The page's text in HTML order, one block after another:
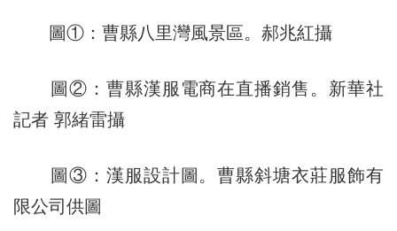
圖①：曹縣八里灣風景區。郝兆紅攝
圖②：曹縣漢服電商在直播銷售。新華社
記者 郭緒雷攝
圖③：漢服設計圖。曹縣斜塘衣莊服飾有
限公司供圖